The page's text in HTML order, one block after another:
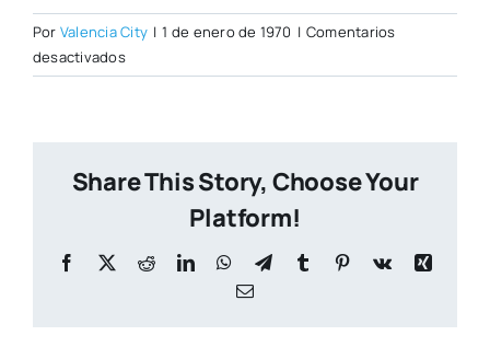
Por Valencia City | 1 de enero de 1970 | Comentarios
desactivadosen
nhur2.jpg
Share This Story, Choose Your
Platform!
Facebook
X RedditLinkedInWhatsApp
TelegramTumblr Pinterest
Vk
Xing
Correo